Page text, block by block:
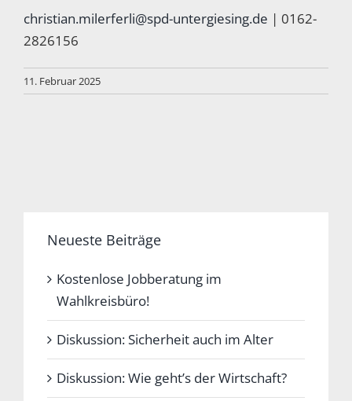
christian.milerferli@spd-untergiesing.de | 0162-
2826156
11. Februar 2025
Neueste Beiträge
Kostenlose Jobberatung im
Wahlkreisbüro!
Diskussion: Sicherheit auch im Alter
Diskussion: Wie geht’s der Wirtschaft?